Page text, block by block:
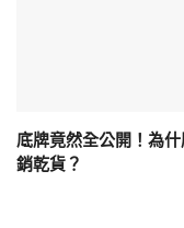
底牌竟然全公開！為
銷乾貨？